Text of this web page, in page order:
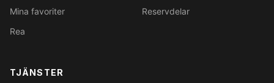
Mina favoriter
Reservdelar
Rea
TJÄNSTER